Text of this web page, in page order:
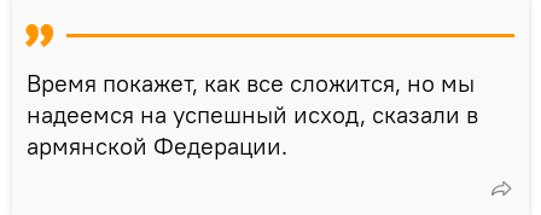
Время покажет, как все сложится, но мы
надеемся на успешный исход, сказали в
армянской Федерации.